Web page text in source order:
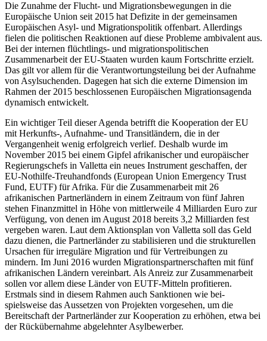
Die Zunahme der Flucht- und Migrationsbewegungen in die
Europäische Union seit 2015 hat Defizite in der gemeinsamen
Europäischen Asyl- und Migrations­politik offenbart. Allerdings
fielen die politischen Reaktionen auf diese Probleme ambivalent aus.
Bei der internen flüchtlings- und migrationspolitischen
Zusammenarbeit der EU-Staaten wurden kaum Fort­schritte erzielt.
Das gilt vor allem für die Verantwortungsteilung bei der Aufnahme
von Asylsuchenden. Dagegen hat sich die externe Dimension im
Rahmen der 2015 beschlossenen Europäischen Migrations­agenda
dynamisch entwickelt.
Ein wichtiger Teil dieser Agenda betrifft die Kooperation der EU
mit Herkunfts-, Aufnahme- und Transit­ländern, die in der
Vergangenheit wenig erfolgreich verlief. Deshalb wurde im
November 2015 bei einem Gipfel afrikanischer und europäischer
Regierungschefs in Valletta ein neues Instrument geschaffen, der
EU-Nothilfe-Treuhandfonds (European Union Emer­gency Trust
Fund, EUTF) für Afrika. Für die Zusammenarbeit mit 26
afrikanischen Partnerländern in einem Zeitraum von fünf Jahren
stehen Finanzmittel in Höhe von mittlerweile 4 Milliarden Euro zur
Ver­fügung, von denen im August 2018 bereits 3,2 Milli­arden fest
vergeben waren. Laut dem Aktionsplan von Valletta soll das Geld
dazu dienen, die Partnerländer zu stabilisieren und die strukturellen
Ursachen für irreguläre Migration und für Vertreibungen zu
mindern. Im Juni 2016 wurden Migrationspartnerschaften mit fünf
afrikanischen Ländern vereinbart. Als Anreiz zur Zusammenarbeit
sollen vor allem diese Länder von EUTF-Mitteln profitieren.
Erstmals sind in diesem Rahmen auch Sanktionen wie bei­
spielsweise das Aussetzen von Projekten vorgesehen, um die
Bereitschaft der Partnerländer zur Koopera­tion zu erhöhen, etwa bei
der Rückübernahme abge­lehnter Asylbewerber.